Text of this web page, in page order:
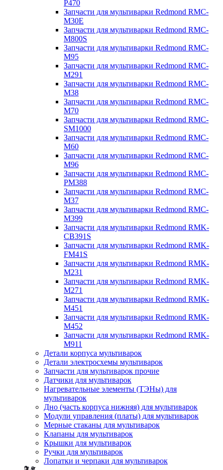
P470
Запчасти для мультиварки Redmond RMC-
M30E
Запчасти для мультиварки Redmond RMC-
M800S
Запчасти для мультиварки Redmond RMC-
M95
Запчасти для мультиварки Redmond RMC-
M291
Запчасти для мультиварки Redmond RMC-
M38
Запчасти для мультиварки Redmond RMC-
M70
Запчасти для мультиварки Redmond RMC-
SM1000
Запчасти для мультиварки Redmond RMC-
M60
Запчасти для мультиварки Redmond RMC-
M96
Запчасти для мультиварки Redmond RMC-
PM388
Запчасти для мультиварки Redmond RMC-
M37
Запчасти для мультиварки Redmond RMC-
M399
Запчасти для мультиварки Redmond RMK-
CB391S
Запчасти для мультиварки Redmond RMK-
FM41S
Запчасти для мультиварки Redmond RMK-
M231
Запчасти для мультиварки Redmond RMK-
M271
Запчасти для мультиварки Redmond RMK-
M451
Запчасти для мультиварки Redmond RMK-
M452
Запчасти для мультиварки Redmond RMK-
M911
Детали корпуса мультиварок
Детали электросхемы мультиварок
Запчасти для мультиварок прочие
Датчики для мультиварок
Нагревательные элементы (ТЭНы) для
мультиварок
Дно (часть корпуса нижняя) для мультиварок
Модули управления (платы) для мультиварок
Мерные стаканы для мультиварок
Клапаны для мультиварок
Крышки для мультиварок
Ручки для мультиварок
Лопатки и черпаки для мультиварок